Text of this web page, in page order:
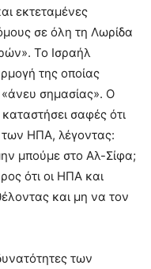
εκτεταμένες
σε όλη τη Λωρίδα
Το Ισραήλ
της οποίας
«άνευ σημασίας». Ο
σαφές ότι
των ΗΠΑ, λέγοντας:
μπούμε στο Αλ-Σίφα;
ότι οι ΗΠΑ και
και μη να τον
των